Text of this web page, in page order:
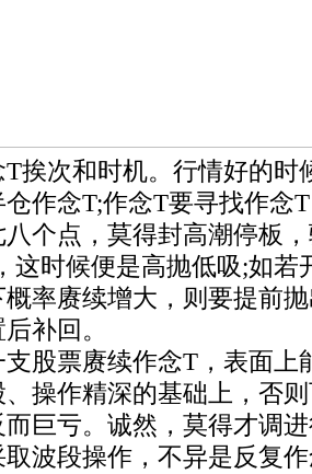
挨次和时机。行情好的时
作念T;作念T要寻找作念
个点，莫得封高潮停板
这时候便是高抛低吸;如若
率赓续增大，则要提前
补回。
股票赓续作念T，表面上
操作精深的基础上，否
巨亏。诚然，莫得才调
波段操作，不异是反复